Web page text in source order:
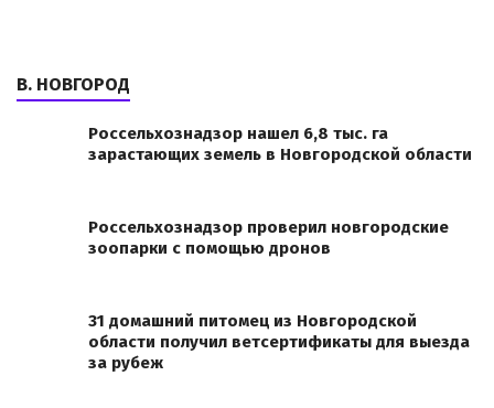
В. НОВГОРОД
Россельхознадзор нашел 6,8 тыс. га
зарастающих земель в Новгородской области
Россельхознадзор проверил новгородские
зоопарки с помощью дронов
31 домашний питомец из Новгородской
области получил ветсертификаты для выезда
за рубеж